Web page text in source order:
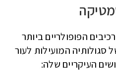
הפופולריים ביותר
המועילות לעור
העיקריים שלה: